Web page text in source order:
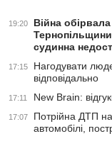
19:20
Війна
судинна
17:15
Нагодувати
відповідально
17:11 New Brain:
17:07
Потрійна ДТП
автомобілі,